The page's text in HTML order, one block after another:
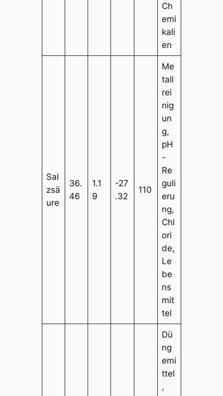
Ch
emi
kali
en
Sal
zsä
ure
36.
46
1.1
9
-27
.32
110
Me
tall
rei
nig
un
g,
pH
-
Re
guli
eru
ng,
Chl
ori
de,
Le
be
ns
mit
tel
Dü
ng
emi
ttel
,